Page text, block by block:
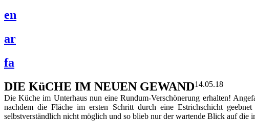
en
ar
fa
DIE KüCHE IM NEUEN GEWAND14.05.18
Die Küche im Unterhaus nun eine Rundum-Verschönerung erhalten!
nachdem die Fläche im ersten Schritt durch eine Estrichschicht
selbstverständlich nicht möglich und so blieb nur der wartende Blick auf die